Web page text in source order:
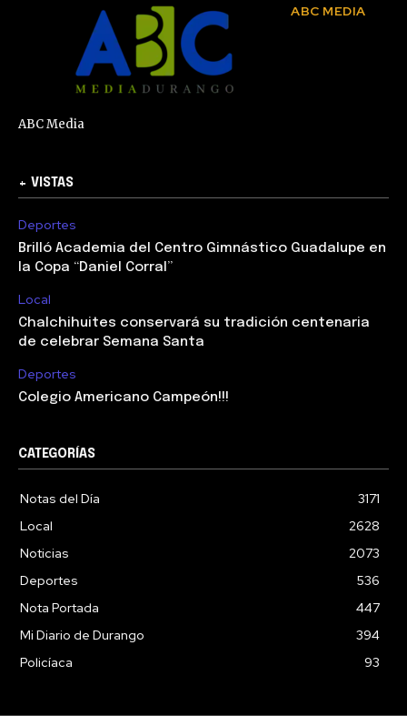
ABC MEDIA
ABC Media
+ VISTAS
Deportes
Brilló Academia del Centro Gimnástico Guadalupe en
la Copa “Daniel Corral”
Local
Chalchihuites conservará su tradición centenaria
de celebrar Semana Santa
Deportes
Colegio Americano Campeón!!!
CATEGORÍAS
Notas del Día
3171
Local
2628
Noticias
2073
Deportes
536
Nota Portada
447
Mi Diario de Durango
394
Policíaca
93